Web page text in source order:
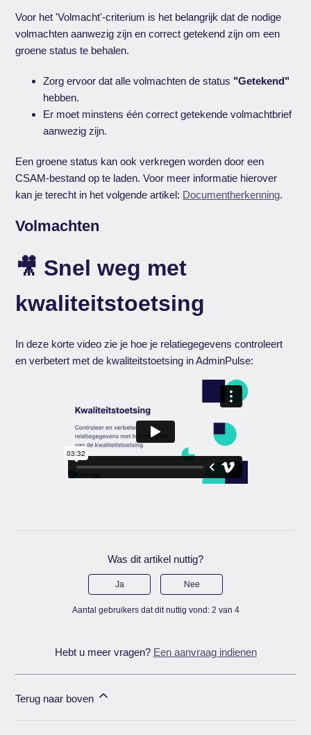
Voor het 'Volmacht'-criterium is het belangrijk dat de nodige
volmachten aanwezig zijn en correct getekend zijn om een
groene status te behalen.
Zorg ervoor dat alle volmachten de status "Getekend"
hebben.
Er moet minstens één correct getekende volmachtbrief
aanwezig zijn.
Een groene status kan ook verkregen worden door een
CSAM-bestand op te laden. Voor meer informatie hierover
kan je terecht in het volgende artikel: Documentherkenning.
Volmachten
🎥 Snel weg met
kwaliteitstoetsing
In deze korte video zie je hoe je relatiegegevens controleert
en verbetert met de kwaliteitstoetsing in AdminPulse:
Was dit artikel nuttig?
Ja Nee
Aantal gebruikers dat dit nuttig vond: 2 van 4
Hebt u meer vragen? Een aanvraag indienen
Terug naar boven